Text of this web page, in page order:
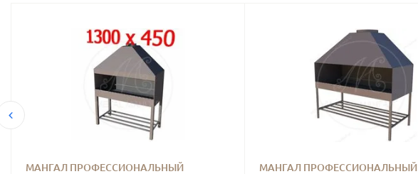
МАНГАЛ ПРОФЕССИОНАЛЬНЫЙ
МАНГАЛ ПРОФЕССИОНАЛЬНЫЙ